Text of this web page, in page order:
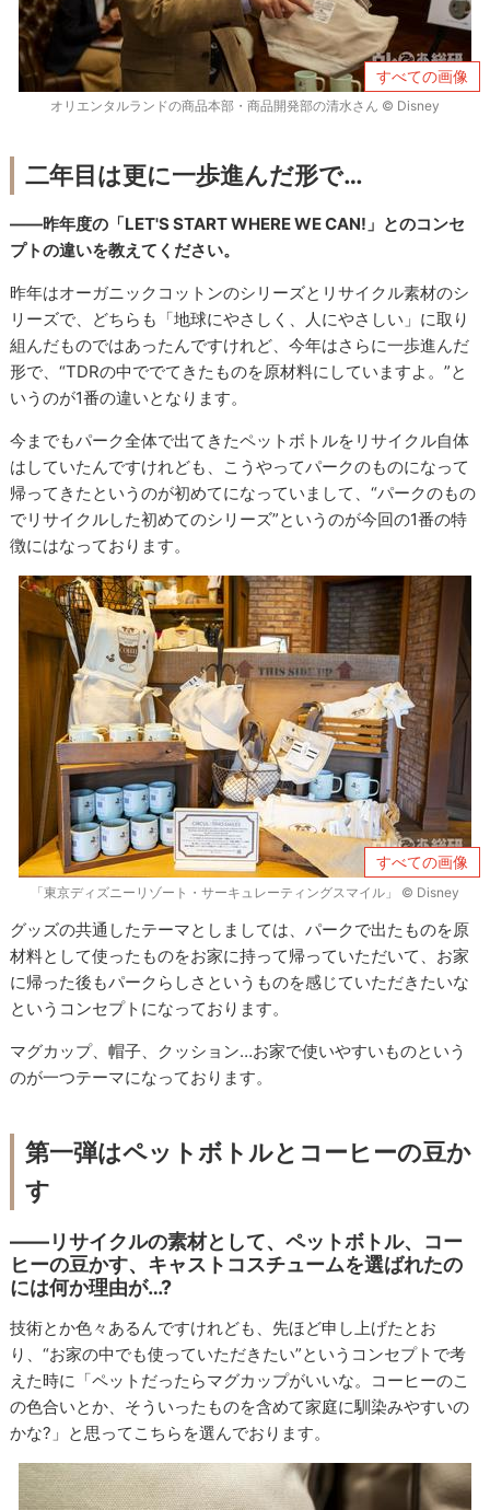
すべての画像
オリエンタルランドの商品本部・商品開発部の清水さん © Disney
二年目は更に一歩進んだ形で…
――昨年度の「LET'S START WHERE WE CAN!」とのコンセ
プトの違いを教えてください。
昨年はオーガニックコットンのシリーズとリサイクル素材のシ
リーズで、どちらも「地球にやさしく、人にやさしい」に取り
組んだものではあったんですけれど、今年はさらに一歩進んだ
形で、“TDRの中ででてきたものを原材料にしていますよ。”と
いうのが1番の違いとなります。
今までもパーク全体で出てきたペットボトルをリサイクル自体
はしていたんですけれども、こうやってパークのものになって
帰ってきたというのが初めてになっていまして、“パークのもの
でリサイクルした初めてのシリーズ”というのが今回の1番の特
徴にはなっております。
すべての画像
「東京ディズニーリゾート・サーキュレーティングスマイル」 © Disney
グッズの共通したテーマとしましては、パークで出たものを原
材料として使ったものをお家に持って帰っていただいて、お家
に帰った後もパークらしさというものを感じていただきたいな
というコンセプトになっております。
マグカップ、帽子、クッション…お家で使いやすいものという
のが一つテーマになっております。
第一弾はペットボトルとコーヒーの豆か
す
――リサイクルの素材として、ペットボトル、コー
ヒーの豆かす、キャストコスチュームを選ばれたの
には何か理由が…?
技術とか色々あるんですけれども、先ほど申し上げたとお
り、“お家の中でも使っていただきたい”というコンセプトで考
えた時に「ペットだったらマグカップがいいな。コーヒーのこ
の色合いとか、そういったものを含めて家庭に馴染みやすいの
かな?」と思ってこちらを選んでおります。